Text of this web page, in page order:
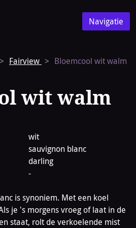
Navigatie
Fairview Bloemcool wit walm
wit walm
wit
sauvignon blanc
darling
-
is synoniem. Met een koel
je 's morgens vroeg of laat in de
staat, rolt de verkoelende mist